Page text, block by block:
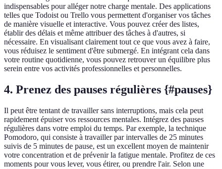
indispensables pour alléger notre charge mentale. Des applications
telles que Todoist ou Trello vous permettent d'organiser vos tâches
de manière visuelle et interactive. Vous pouvez créer des listes,
établir des délais et même attribuer des tâches à d'autres, si
nécessaire. En visualisant clairement tout ce que vous avez à faire,
vous réduisez le sentiment d'être submergé. En intégrant cela dans
votre routine quotidienne, vous pouvez retrouver un équilibre plus
serein entre vos activités professionnelles et personnelles.
4. Prenez des pauses régulières {#pauses}
Il peut être tentant de travailler sans interruptions, mais cela peut
rapidement épuiser vos ressources mentales. Intégrez des pauses
régulières dans votre emploi du temps. Par exemple, la technique
Pomodoro, qui consiste à travailler par intervalles de 25 minutes
suivis de 5 minutes de pause, est un excellent moyen de maintenir
votre concentration et de prévenir la fatigue mentale. Profitez de ces
moments pour vous lever, vous étirer, ou prendre l'air. Selon une